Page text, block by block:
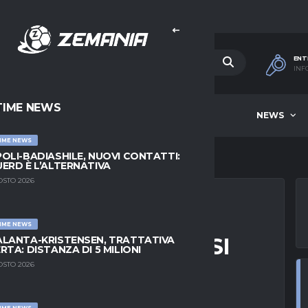
NEWS
NEWS
NEWS
BADIASHILE, NUOVI CONTATTI:
È L’ALTERNATIVA
2026
NEWS
KRISTENSEN, TRATTATIVA
DISTANZA DI 5 MILIONI
2026
PIÙ VICINO: SI